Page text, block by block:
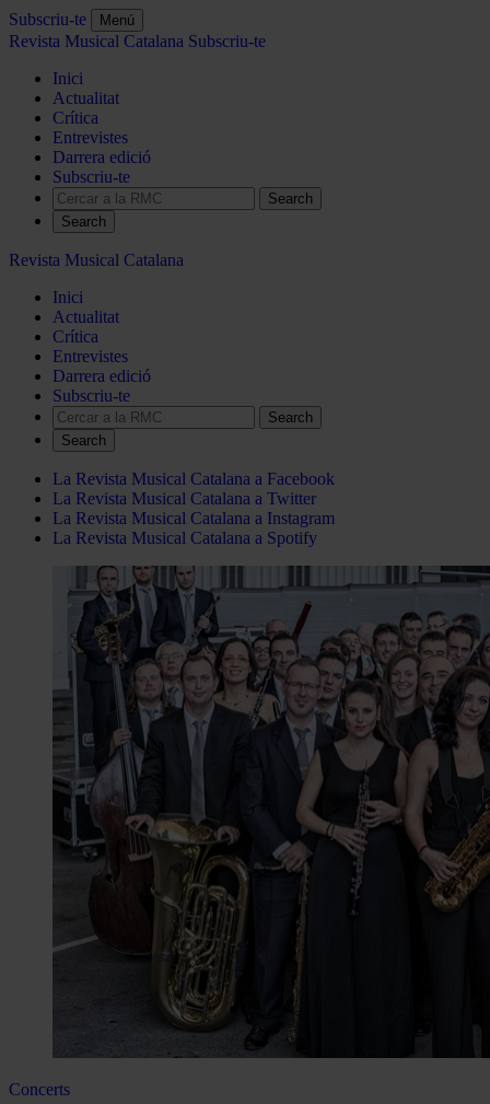
Subscriu-te Menú
Revista Musical Catalana Subscriu-te
Inici
Actualitat
Crítica
Entrevistes
Darrera edició
Subscriu-te
Search
Revista Musical Catalana
Inici
Actualitat
Crítica
Entrevistes
Darrera edició
Subscriu-te
Search
La Revista Musical Catalana a Facebook
La Revista Musical Catalana a Twitter
La Revista Musical Catalana a Instagram
La Revista Musical Catalana a Spotify
Concerts